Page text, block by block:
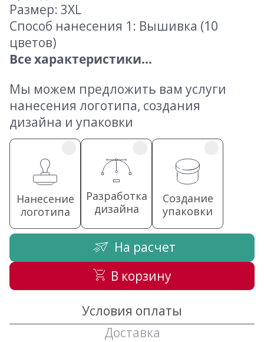
Размер: 3XL
Способ нанесения 1: Вышивка (10
цветов)
Все характеристики...
Мы можем предложить вам услуги
нанесения логотипа, создания
дизайна и упаковки
Нанесение
логотипа
Разработка
дизайна
Создание
упаковки
На расчет
В корзину
Условия оплаты
Доставка